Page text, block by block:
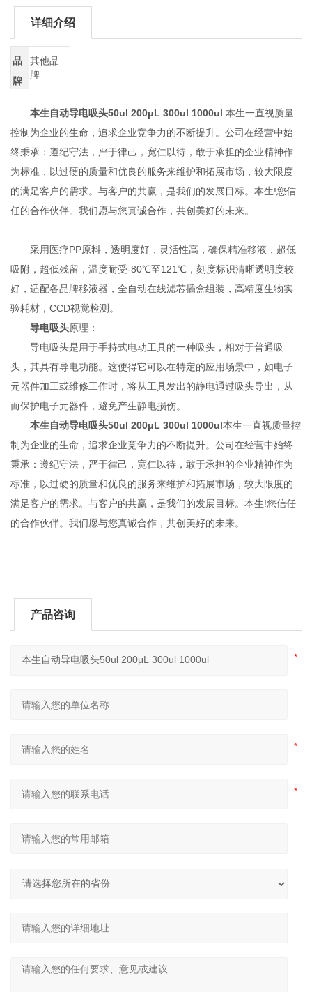
详细介绍
品
牌
其他品
牌
本生自动导电吸头50ul 200μL 300ul 1000ul 本生一直视质量
控制为企业的生命，追求企业竞争力的不断提升。公司在经营中始
终秉承：遵纪守法，严于律己，宽仁以待，敢于承担的企业精神作
为标准，以过硬的质量和优良的服务来维护和拓展市场，较大限度
的满足客户的需求。与客户的共赢，是我们的发展目标。本生!您信
任的合作伙伴。我们愿与您真诚合作，共创美好的未来。
采用医疗PP原料，透明度好，灵活性高，确保精准移液，超低
吸附，超低残留，温度耐受-80℃至121℃，刻度标识清晰透明度较
好，适配各品牌移液器，全自动在线滤芯插盒组装，高精度生物实
验耗材，CCD视觉检测。
导电吸头原理：
导电吸头是用于手持式电动工具的一种吸头，相对于普通吸
头，其具有导电功能。这使得它可以在特定的应用场景中，如电子
元器件加工或维修工作时，将从工具发出的静电通过吸头导出，从
而保护电子元器件，避免产生静电损伤。
本生自动导电吸头50ul 200μL 300ul 1000ul本生一直视质量控
制为企业的生命，追求企业竞争力的不断提升。公司在经营中始终
秉承：遵纪守法，严于律己，宽仁以待，敢于承担的企业精神作为
标准，以过硬的质量和优良的服务来维护和拓展市场，较大限度的
满足客户的需求。与客户的共赢，是我们的发展目标。本生!您信任
的合作伙伴。我们愿与您真诚合作，共创美好的未来。
产品咨询